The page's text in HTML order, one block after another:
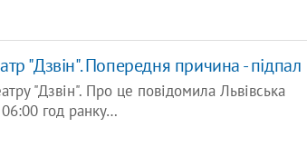
"Дзвін". Попередня причина - підпал
"Дзвін". Про це повідомила Львівська
06:00 год ранку…